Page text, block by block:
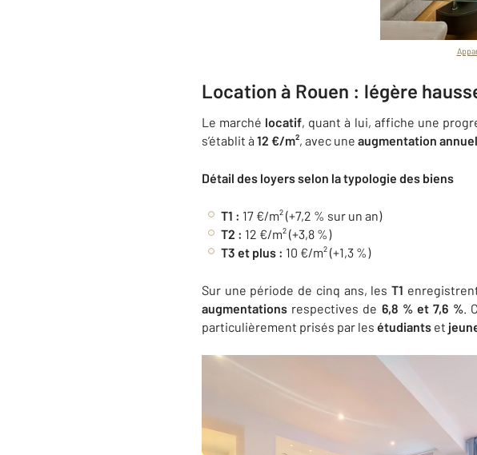
Location à Rouen : légère
Le marché locatif, quant à lui, affiche une
s’établit à 12 €/m², avec une augmentation
Détail des loyers selon la typologie des biens
T1 : 17 €/m² (+7,2 % sur un an)
T2 : 12 €/m² (+3,8 %)
T3 et plus : 10 €/m² (+1,3 %)
Sur une période de cinq ans, les T1
augmentations respectives de 6,8 % et 7,6 %.
particulièrement prisés par les étudiants et